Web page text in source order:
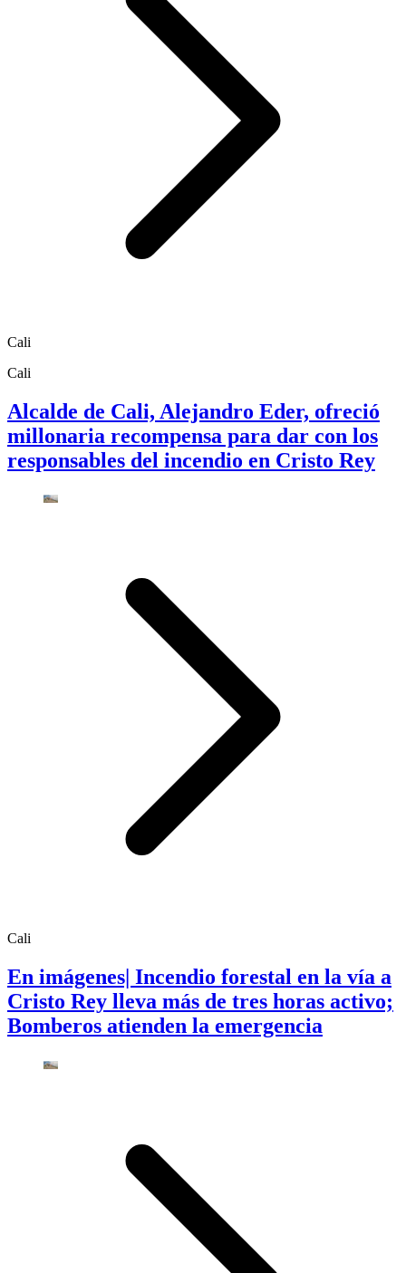
Cali
Cali
Alcalde de Cali, Alejandro Eder, ofreció
millonaria recompensa para dar con los
responsables del incendio en Cristo Rey
Cali
En imágenes| Incendio forestal en la vía a
Cristo Rey lleva más de tres horas activo;
Bomberos atienden la emergencia